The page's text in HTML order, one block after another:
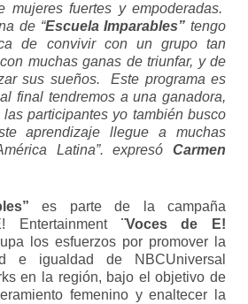
mujeres fuertes y empoderadas.
de “Escuela Imparables”tengo
de convivir con un grupo tan
muchas ganas de triunfar, y de
sus sueños. Este programa es
final tendremos a una ganadora,
participantes yo también busco
aprendizaje llegue a muchas
Latina”. expresó Carmen
es parte de la campaña
Entertainment ¨Voces de E!
los esfuerzos por promover la
e igualdad de NBCUniversal
en la región, bajo el objetivo de
femenino y enaltecer la